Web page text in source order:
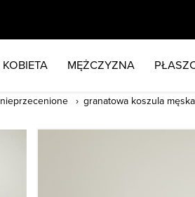
KOBIETA MĘŻCZYZNA
nieprzecenione granatowa koszula